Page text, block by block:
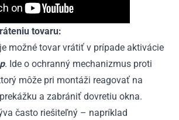
tovaru:
možné tovar vrátiť v prípade aktivácie
. Ide o ochranný mechanizmus proti
môže pri montáži reagovať na
a zabrániť dovretiu okna.
často riešiteľný – napríklad